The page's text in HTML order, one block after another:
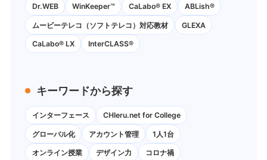
Dr.WEB WinKeeper™ CaLabo® EX ABLish®
ムービーテレコ（ソフトテレコ）対応教材 GLEXA
CaLabo® LX InterCLASS®
キーワードから探す
インターフェース CHIeru.net for College
グローバル化 アカウント管理 1人1台
オンライン授業 デザイン力 コロナ禍